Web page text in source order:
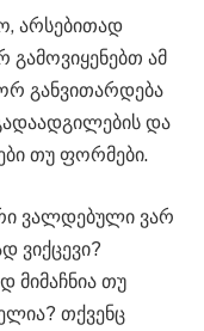
არსებითად
ამ
განვითარდება
და
თუ ფორმები.
ვალდებული ვარ
ვიქცევი?
მიმაჩნია თუ
თქვენც